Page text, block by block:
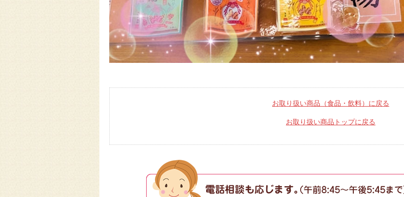
お取り扱い商品（食品・飲料）に戻る
お取り扱い商品トップに戻る